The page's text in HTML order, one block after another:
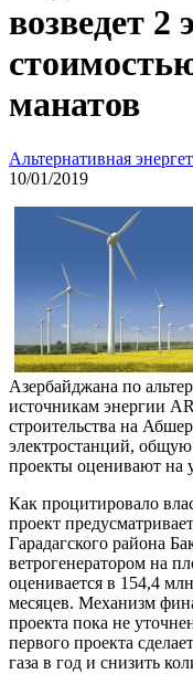
возведет 2
манатов
Альтернативная
10/01/2019
Азербайджана по
источникам энергии
строительства на
электростанций,
проекты оценивают на
Как процитировало
проект
Гарадагского района
ветрогенератором на
оценивается в 154,4
месяцев. Механизм
проекта пока не
первого проекта
газа в год и снизить